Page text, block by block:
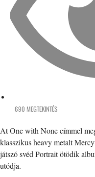
690 MEGTEKINTÉS
At One with None címmel
klasszikus heavy metalt
játszó svéd Portrait ötödik
utódja.